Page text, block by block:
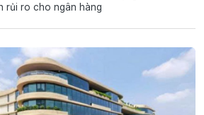
rủi ro cho ngân hàng